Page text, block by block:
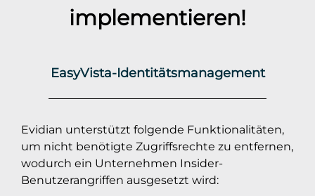
implementieren!
EasyVista-Identitätsmanagement
Evidian unterstützt folgende Funktionalitäten,
um nicht benötigte Zugriffsrechte zu entfernen,
wodurch ein Unternehmen Insider-
Benutzerangriffen ausgesetzt wird: